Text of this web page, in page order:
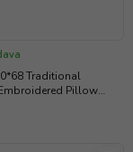
Traditional
Pillow
1 Piece